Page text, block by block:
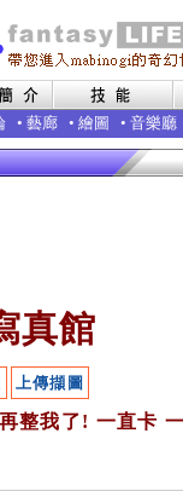
• 藝廊 • 繪圖 • 音樂廳
真館
上傳擷圖
整我了! 一直卡